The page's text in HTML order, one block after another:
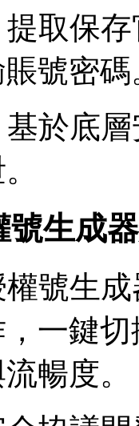
取保
號密碼
於底
號生成
權號生
一鍵
暢度。